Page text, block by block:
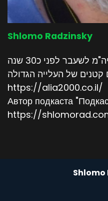
Shlomo Radzinsky
https://alia2000.co.il/
Автор подкаста
https://
Shlomo